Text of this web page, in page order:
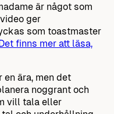
är något som
ger
som toastmaster
finns mer att läsa,
ära, men det
noggrant och
vill tala eller